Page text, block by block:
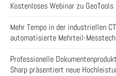
Kostenloses Webinar zu GeoTools
Mehr Tempo in der industriellen
automatisierte Mehrteil-
Professionelle
Sharp präsentiert neue